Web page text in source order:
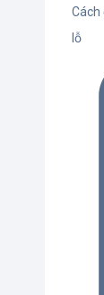
Cách
lỗ